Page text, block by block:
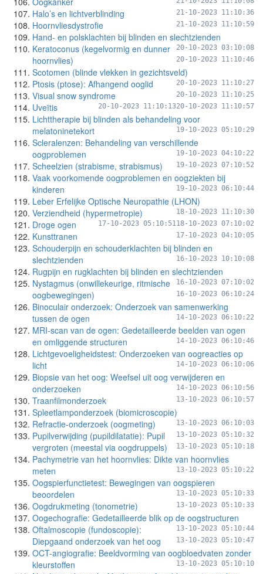
Halo’s en lichtverblinding 21-10-2023 11:10:36
Hoornvliesdystrofie 21-10-2023 11:10:59
Hand- en polsklachten bij blinden en slechtzienden
20-10-2023 03:10:08
Keratoconus (kegelvormig en dunner
hoornvlies)
20-10-2023 11:10:46
Scotomen (blinde vlekken in gezichtsveld)
20-10-2023 11:10:27
Ptosis (ptose): Afhangend ooglid
20-10-2023 11:10:25
Visual snow syndrome
20-10-2023 11:10:57
Uveïtis 20-10-2023 11:10:13
Lichttherapie bij blinden als behandeling voor
melatoninetekort
19-10-2023 05:10:29
Scleralenzen: Behandeling van verschillende
oogproblemen
19-10-2023 04:10:22
Scheelzien (strabisme, strabismus) 19-10-2023 07:10:52
Vaak voorkomende oogproblemen en oogziekten bij
kinderen
19-10-2023 06:10:44
Leber Erfelijke Optische Neuropathie (LHON)
18-10-2023 11:10:30
Verziendheid (hypermetropie)
18-10-2023 07:10:02
Droge ogen 17-10-2023 05:10:51
Kunsttranen 17-10-2023 04:10:05
Schouderpijn en schouderklachten bij blinden en
slechtzienden
16-10-2023 10:10:08
Rugpijn en rugklachten bij blinden en slechtzienden
16-10-2023 07:10:02
Nystagmus (onwillekeurige, ritmische
oogbewegingen)
16-10-2023 06:10:24
Binoculair onderzoek: Onderzoek van samenwerking
tussen de ogen
14-10-2023 06:10:22
MRI-scan van de ogen: Gedetailleerde beelden van ogen
en omliggende structuren
14-10-2023 06:10:46
Lichtgevoeligheidstest: Onderzoeken van oogreacties op
licht
14-10-2023 06:10:06
Biopsie van het oog: Weefsel uit oog verwijderen en
onderzoeken
14-10-2023 06:10:56
Traanfilmonderzoek 13-10-2023 06:10:57
Spleetlamponderzoek (biomicroscopie)
13-10-2023 06:10:03
Refractie-onderzoek (oogmeting)
13-10-2023 05:10:32
Pupilverwijding (pupildilatatie): Pupil
vergroten (meestal via oogdruppels)
13-10-2023 05:10:18
Pachymetrie van het hoornvlies: Dikte van hoornvlies
meten
13-10-2023 05:10:22
Oogspierfunctietest: Bewegingen van oogspieren
beoordelen
13-10-2023 05:10:33
Oogdrukmeting (tonometrie) 13-10-2023 05:10:33
Oogechografie: Gedetailleerde blik op de oogstructuren
13-10-2023 05:10:44
Oftalmoscopie (fundoscopie):
Diepgaand onderzoek van het oog
13-10-2023 05:10:47
OCT-angiografie: Beeldvorming van oogbloedvaten zonder
kleurstoffen
13-10-2023 05:10:10